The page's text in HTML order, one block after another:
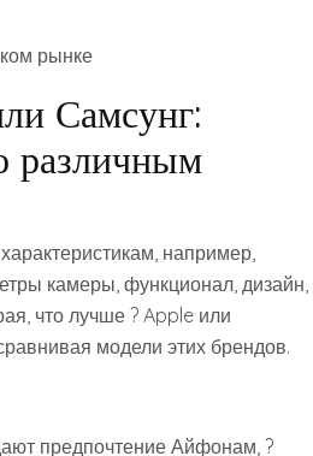
рынке
Самсунг:
различным
например,
камеры, функционал, дизайн,
что лучше ? Apple или
модели этих брендов.
предпочтение Айфонам, ?